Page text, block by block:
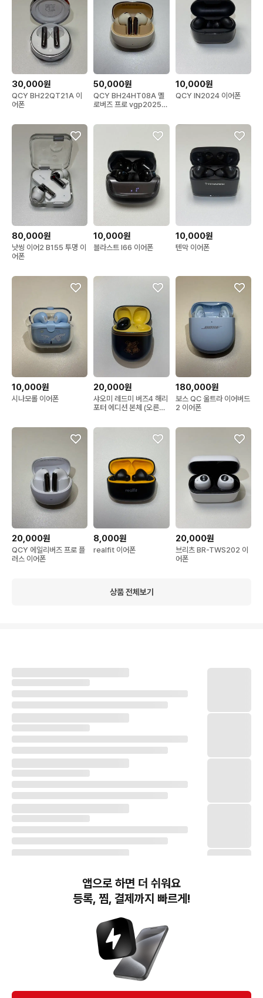
30,000원
QCY BH22QT21A 이
어폰
50,000원
QCY BH24HT08A 멜
로버즈 프로 vgp2025
10,000원
QCY IN2024 이어폰
80,000원
낫씽 이어2 B155 투명 이
어폰
10,000원
블라스트 I66 이어폰
10,000원
텐막 이어폰
10,000원
시나모롤 이어폰
20,000원
샤오미 레드미 버즈4 해리
포터 에디션 본체 (오른쪽
180,000원
보스 QC 울트라 이어버드
2 이어폰
20,000원
QCY 에일리버즈 프로 플
러스 이어폰
8,000원
realfit 이어폰
20,000원
브리츠 BR-TWS202 이
어폰
상품 전체보기
번개장터(주) 사업자정보, 이용약관 및 기타 법적고지
번개장터㈜는 통신판매중개자이며, 통신판매의 당사자가 아닙니다. 전자상거래 등에서의
소비자보호에 관한 법률 등 관련 법령 및 번개장터㈜의 약관에 따라 상품, 상품정보, 거래에 관한 책임은
개별 판매자에게 귀속하고, 번개장터㈜는 원칙적으로 회원간 거래에 대하여 책임을 지지 않습니다.
다만, 번개장터㈜가 직접 판매하는 상품에 대한 책임은 번개장터㈜에게 귀속합니다.
앱으로 하면 더 쉬워요
등록, 찜, 결제까지 빠르게!